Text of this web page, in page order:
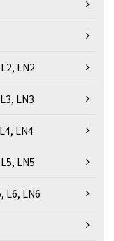
LN2
LN3
LN4
LN5
L6, LN6